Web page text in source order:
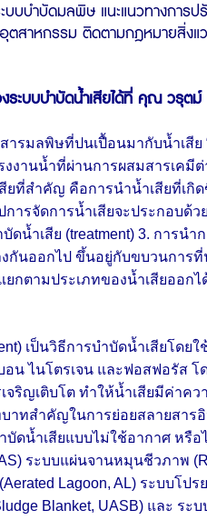
บบำบัดมลพิษ แนะแนวทางกา
ตสาหกรรม ติดตามกฎหมายสิ่ง
งระบบบำบัดน้ำเสียได้ที่ คุณ วรุต
ารมลพิษที่ปนเปื้อนมากับน้ำเสีย
งานน้ำที่ผ่านการผสมสารเคมี
ยที่สำคัญ คือการนำน้ำเสียที่เ
ไปการจัดการน้ำเสียจะปร
ดน้ำเสีย (treatment) 3. การน
กันออกไป ขึ้นอยู่กับขบวนกา
ตามประเภทของน้ำเสียออก
เป็นวิธีการบำบัดน้ำเสียโด
อน ไนโตรเจน และฟอสฟอรัส
จริญเติบโต ทำให้น้ำเสียมีค่า
ทสำคัญในการย่อยสลายสารอิ
บัดน้ำเสียแบบไม่ใช้อากาศ หรื
ระบบแผ่นจานหมุนชีวภาพ
Lagoon, AL) ระบบโป
Blanket, UASB) และ ระ